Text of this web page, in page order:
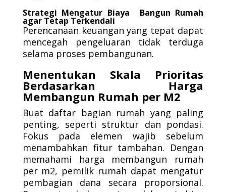
Strategi Mengatur Biaya Bangun Rumah
agar Tetap Terkendali
Perencanaan keuangan yang tepat dapat
mencegah pengeluaran tidak terduga
selama proses pembangunan.
Menentukan Skala Prioritas
Berdasarkan Harga
Membangun Rumah per M2
Buat daftar bagian rumah yang paling
penting, seperti struktur dan pondasi.
Fokus pada elemen wajib sebelum
menambahkan fitur tambahan. Dengan
memahami harga membangun rumah
per m2, pemilik rumah dapat mengatur
pembagian dana secara proporsional.